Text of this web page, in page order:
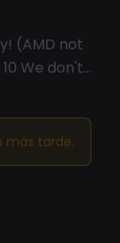
(AMD not
We don't
Probably
on the
the
(wall
the
Try
más tarde.